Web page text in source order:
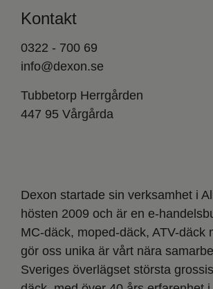
Kontakt
0322 - 700 69
info@dexon.se
Tubbetorp Herrgården
447 95 Vårgårda
Dexon startade sin verksamhet i
hösten 2009 och är en e-
MC-däck, moped-däck, ATV-däck
gör oss unika är vårt nära
Sveriges överlägset största